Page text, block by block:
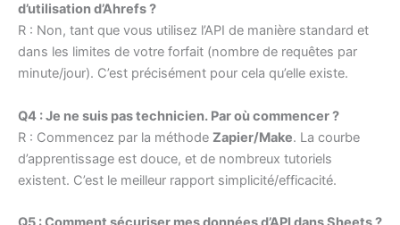
d’utilisation d’Ahrefs ?
R : Non, tant que vous utilisez l’API de manière standard et
dans les limites de votre forfait (nombre de requêtes par
minute/jour). C’est précisément pour cela qu’elle existe.
Q4 : Je ne suis pas technicien. Par où commencer ?
R : Commencez par la méthode Zapier/Make. La courbe
d’apprentissage est douce, et de nombreux tutoriels
existent. C’est le meilleur rapport simplicité/efficacité.